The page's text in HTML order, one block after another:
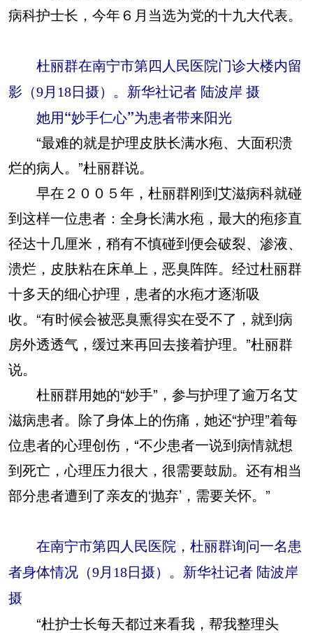
病科护士长，今年６月当选为党的十九大代表。
杜丽群在南宁市第四人民医院门诊大楼内留
影（9月18日摄）。新华社记者 陆波岸 摄
她用“妙手仁心”为患者带来阳光
“最难的就是护理皮肤长满水疱、大面积溃
烂的病人。”杜丽群说。
早在２００５年，杜丽群刚到艾滋病科就碰
到这样一位患者：全身长满水疱，最大的疱疹直
径达十几厘米，稍有不慎碰到便会破裂、渗液、
溃烂，皮肤粘在床单上，恶臭阵阵。经过杜丽群
十多天的细心护理，患者的水疱才逐渐吸
收。“有时候会被恶臭熏得实在受不了，就到病
房外透透气，缓过来再回去接着护理。”杜丽群
说。
杜丽群用她的“妙手”，参与护理了逾万名艾
滋病患者。除了身体上的伤痛，她还“护理”着每
位患者的心理创伤，“不少患者一说到病情就想
到死亡，心理压力很大，很需要鼓励。还有相当
部分患者遭到了亲友的‘抛弃’，需要关怀。”
在南宁市第四人民医院，杜丽群询问一名患
者身体情况（9月18日摄）。新华社记者 陆波岸
摄
“杜护士长每天都过来看我，帮我整理头